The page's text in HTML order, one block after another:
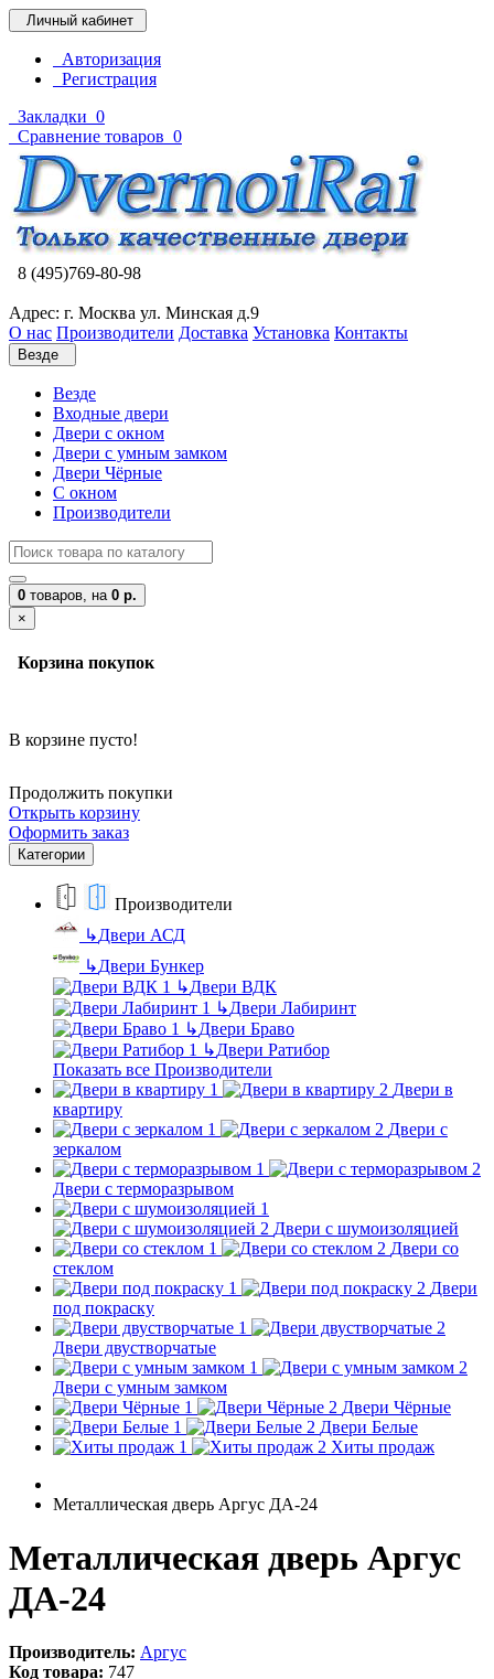
Личный кабинет
Авторизация
Регистрация
Закладки 0
Сравнение товаров 0
8 (495)769-80-98
Адрес: г. Москва ул. Минская д.9
О нас Производители Доставка Установка Контакты
Везде
Везде
Входные двери
Двери с окном
Двери с умным замком
Двери Чёрные
C окном
Производители
0 товаров, на 0 р.
×
Корзина покупок
В корзине пусто!
Продолжить покупки
Открыть корзину
Оформить заказ
Категории
Производители
↳Двери АСД
↳Двери Бункер
↳Двери ВДК
↳Двери Лабиринт
↳Двери Браво
↳Двери Ратибор
Показать все Производители
Двери в
квартиру
Двери с
зеркалом
Двери с терморазрывом
Двери с шумоизоляцией
Двери со
стеклом
Двери
под покраску
Двери двустворчатые
Двери с умным замком
Двери Чёрные
Двери Белые
Хиты продаж
Металлическая дверь Аргус ДА-24
Металлическая дверь Аргус
ДА-24
Производитель: Аргус
Код товара: 747